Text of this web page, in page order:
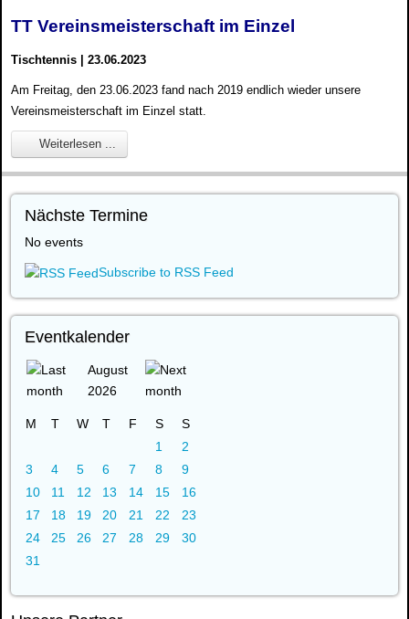
TT Vereinsmeisterschaft im Einzel
Tischtennis | 23.06.2023
Am Freitag, den 23.06.2023 fand nach 2019 endlich wieder unsere
Vereinsmeisterschaft im Einzel statt.
Weiterlesen ...
Nächste Termine
No events
Subscribe to RSS Feed
Eventkalender
August
2026
M T W T F S
S
1
2
3
4 5 6 7 8
9
10
11 12 13 14 15
16
17
18 19 20 21 22
23
24
25 26 27 28 29
30
31